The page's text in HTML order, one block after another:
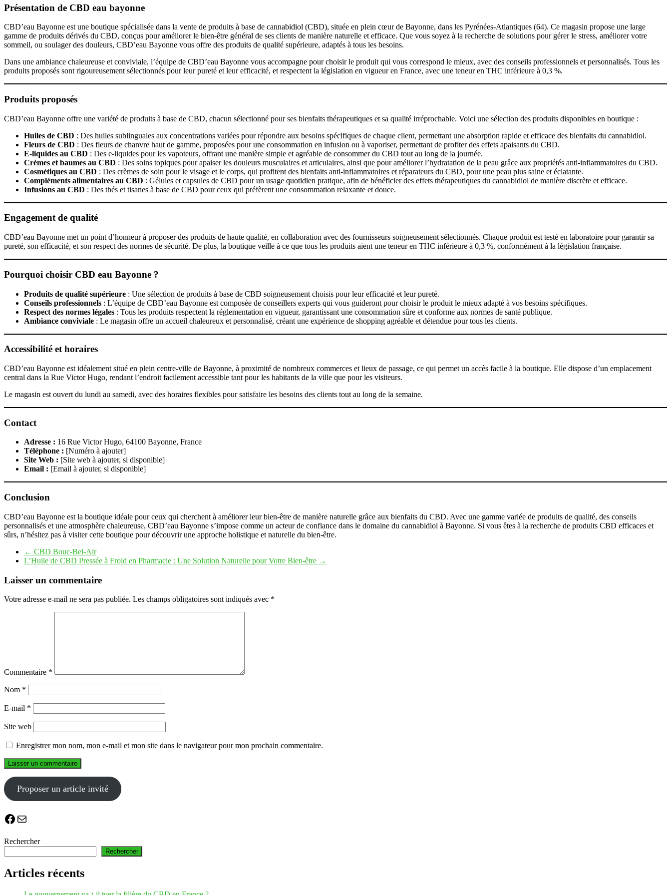
Présentation de CBD eau bayonne​
CBD’eau Bayonne est une boutique spécialisée dans la vente de produits à base de cannabidiol (CBD), située en plein cœur de Bayonne, dans les Pyrénées-Atlantiques (64). Ce magasin propose une large
gamme de produits dérivés du CBD, conçus pour améliorer le bien-être général de ses clients de manière naturelle et efficace. Que vous soyez à la recherche de solutions pour gérer le stress, améliorer votre
sommeil, ou soulager des douleurs, CBD’eau Bayonne vous offre des produits de qualité supérieure, adaptés à tous les besoins.
Dans une ambiance chaleureuse et conviviale, l’équipe de CBD’eau Bayonne vous accompagne pour choisir le produit qui vous correspond le mieux, avec des conseils professionnels et personnalisés. Tous les
produits proposés sont rigoureusement sélectionnés pour leur pureté et leur efficacité, et respectent la législation en vigueur en France, avec une teneur en THC inférieure à 0,3 %.
Produits proposés
CBD’eau Bayonne offre une variété de produits à base de CBD, chacun sélectionné pour ses bienfaits thérapeutiques et sa qualité irréprochable. Voici une sélection des produits disponibles en boutique :
Huiles de CBD : Des huiles sublinguales aux concentrations variées pour répondre aux besoins spécifiques de chaque client, permettant une absorption rapide et efficace des bienfaits du cannabidiol.
Fleurs de CBD : Des fleurs de chanvre haut de gamme, proposées pour une consommation en infusion ou à vaporiser, permettant de profiter des effets apaisants du CBD.
E-liquides au CBD : Des e-liquides pour les vapoteurs, offrant une manière simple et agréable de consommer du CBD tout au long de la journée.
Crèmes et baumes au CBD : Des soins topiques pour apaiser les douleurs musculaires et articulaires, ainsi que pour améliorer l’hydratation de la peau grâce aux propriétés anti-inflammatoires du CBD.
Cosmétiques au CBD : Des crèmes de soin pour le visage et le corps, qui profitent des bienfaits anti-inflammatoires et réparateurs du CBD, pour une peau plus saine et éclatante.
Compléments alimentaires au CBD : Gélules et capsules de CBD pour un usage quotidien pratique, afin de bénéficier des effets thérapeutiques du cannabidiol de manière discrète et efficace.
Infusions au CBD : Des thés et tisanes à base de CBD pour ceux qui préfèrent une consommation relaxante et douce.
Engagement de qualité
CBD’eau Bayonne met un point d’honneur à proposer des produits de haute qualité, en collaboration avec des fournisseurs soigneusement sélectionnés. Chaque produit est testé en laboratoire pour garantir sa
pureté, son efficacité, et son respect des normes de sécurité. De plus, la boutique veille à ce que tous les produits aient une teneur en THC inférieure à 0,3 %, conformément à la législation française.
Pourquoi choisir CBD eau Bayonne ?
Produits de qualité supérieure : Une sélection de produits à base de CBD soigneusement choisis pour leur efficacité et leur pureté.
Conseils professionnels : L’équipe de CBD’eau Bayonne est composée de conseillers experts qui vous guideront pour choisir le produit le mieux adapté à vos besoins spécifiques.
Respect des normes légales : Tous les produits respectent la réglementation en vigueur, garantissant une consommation sûre et conforme aux normes de santé publique.
Ambiance conviviale : Le magasin offre un accueil chaleureux et personnalisé, créant une expérience de shopping agréable et détendue pour tous les clients.
Accessibilité et horaires
CBD’eau Bayonne est idéalement situé en plein centre-ville de Bayonne, à proximité de nombreux commerces et lieux de passage, ce qui permet un accès facile à la boutique. Elle dispose d’un emplacement
central dans la Rue Victor Hugo, rendant l’endroit facilement accessible tant pour les habitants de la ville que pour les visiteurs.
Le magasin est ouvert du lundi au samedi, avec des horaires flexibles pour satisfaire les besoins des clients tout au long de la semaine.
Contact
Adresse : 16 Rue Victor Hugo, 64100 Bayonne, France
Téléphone : [Numéro à ajouter]
Site Web : [Site web à ajouter, si disponible]
Email : [Email à ajouter, si disponible]
Conclusion
CBD’eau Bayonne est la boutique idéale pour ceux qui cherchent à améliorer leur bien-être de manière naturelle grâce aux bienfaits du CBD. Avec une gamme variée de produits de qualité, des conseils
personnalisés et une atmosphère chaleureuse, CBD’eau Bayonne s’impose comme un acteur de confiance dans le domaine du cannabidiol à Bayonne. Si vous êtes à la recherche de produits CBD efficaces et
sûrs, n’hésitez pas à visiter cette boutique pour découvrir une approche holistique et naturelle du bien-être.
← CBD Bouc-Bel-Air
L’Huile de CBD Pressée à Froid en Pharmacie : Une Solution Naturelle pour Votre Bien-être →
Laisser un commentaire
Votre adresse e-mail ne sera pas publiée. Les champs obligatoires sont indiqués avec *
Commentaire *
Nom *
E-mail *
Site web
Enregistrer mon nom, mon e-mail et mon site dans le navigateur pour mon prochain commentaire.
Proposer un article invité
Facebook
E-mail
Rechercher
Rechercher
Articles récents